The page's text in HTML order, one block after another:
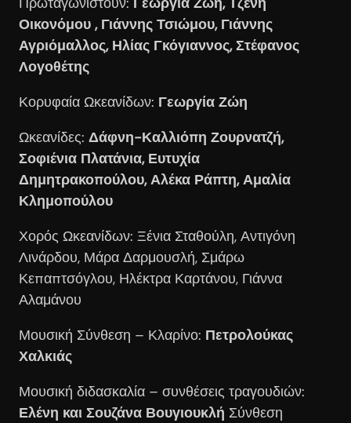
Οικονόμου , Γιάννης Τσιώμου, Γιάννης
Αγριόμαλλος, Ηλίας Γκόγιαννος, Στέφανος
Λογοθέτης
Κορυφαία Ωκεανίδων: Γεωργία Ζώη
Ωκεανίδες: Δάφνη-Καλλιόπη Ζουρνατζή,
Σοφιένια Πλατάνια, Ευτυχία
Δημητρακοπούλου, Αλέκα Ράπτη, Αμαλία
Κλημοπούλου
Χορός Ωκεανίδων: Ξένια Σταθούλη, Αντιγόνη
Λινάρδου, Μάρα Δαρμουσλή, Σμάρω
Κεπαπτσόγλου, Ηλέκτρα Καρτάνου, Γιάννα
Αλαμάνου
Μουσική Σύνθεση – Κλαρίνο: Πετρολούκας
Χαλκιάς
Μουσική διδασκαλία – συνθέσεις τραγουδιών:
Ελένη και Σουζάνα Βουγιουκλή Σύνθεση